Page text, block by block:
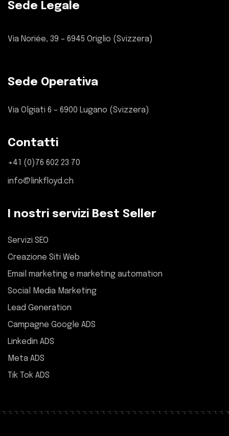
Sede Legale
Via Noriée, 39 – 6945 Origlio (Svizzera)
Sede Operativa
Via Olgiati 6 – 6900 Lugano (Svizzera)
Contatti
+41 (0)76 602 23 70
info@linkfloyd.ch
I nostri servizi Best Seller
Servizi SEO
Creazione Siti Web
Email marketing e marketing automation
Social Media Marketing
Lead Generation
Campagne Google ADS
Linkedin ADS
Meta ADS
Tik Tok ADS